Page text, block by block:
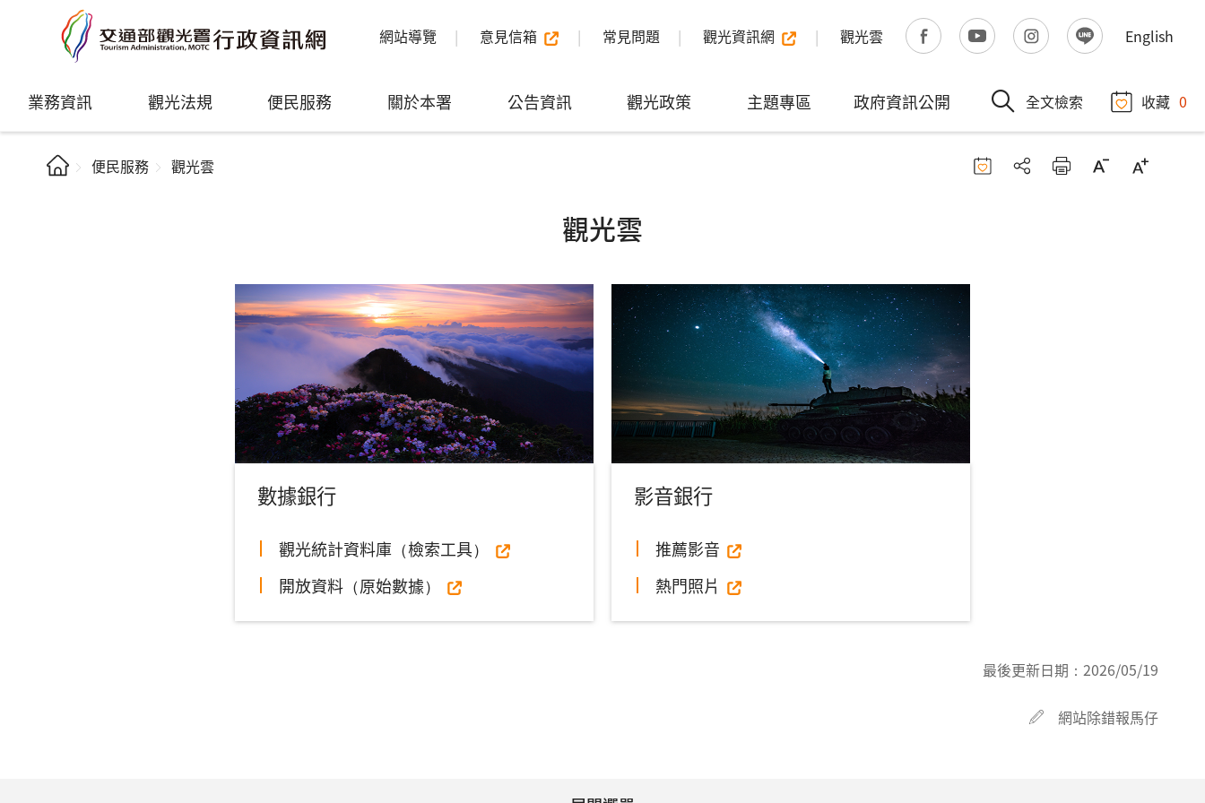
網站導覽 意見信箱 常見問題 觀光資訊網 觀光雲 English
業務資訊 觀光法規 便民服務 關於本署 公告資訊 觀光政策 主題專區 政府資訊公開 全文檢索 收藏 0
便民服務 觀光雲
觀光雲
數據銀行
觀光統計資料庫（檢索工具）
開放資料（原始數據）
影音銀行
推薦影音
熱門照片
最後更新日期： 2026/05/19
網站除錯報馬仔